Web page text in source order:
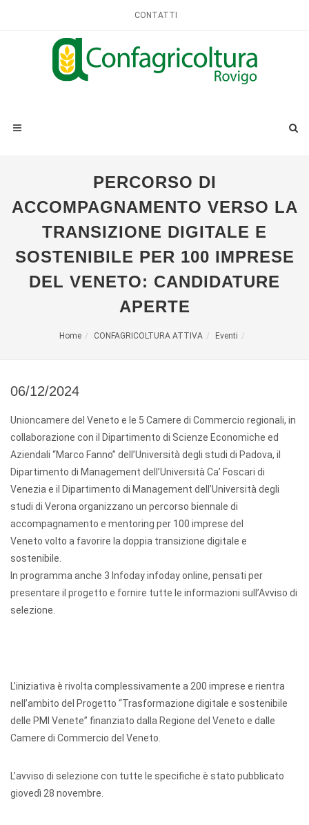
CONTATTI
PERCORSO DI
ACCOMPAGNAMENTO VERSO LA
TRANSIZIONE DIGITALE E
SOSTENIBILE PER 100 IMPRESE
DEL VENETO: CANDIDATURE
APERTE
Home CONFAGRICOLTURA ATTIVA Eventi
06/12/2024
Unioncamere del Veneto e le 5 Camere di Commercio regionali, in
collaborazione con il Dipartimento di Scienze Economiche ed
Aziendali “Marco Fanno” dell’Università degli studi di Padova, il
Dipartimento di Management dell’Università Ca’ Foscari di
Venezia e il Dipartimento di Management dell’Università degli
studi di Verona organizzano un percorso biennale di
accompagnamento e mentoring per 100 imprese del
Veneto volto a favorire la doppia transizione digitale e
sostenibile.
In programma anche 3 Infoday infoday online, pensati per
presentare il progetto e fornire tutte le informazioni sull’Avviso di
selezione.
L’iniziativa è rivolta complessivamente a 200 imprese e rientra
nell’ambito del Progetto “Trasformazione digitale e sostenibile
delle PMI Venete” finanziato dalla Regione del Veneto e dalle
Camere di Commercio del Veneto.
L’avviso di selezione con tutte le specifiche è stato pubblicato
giovedì 28 novembre.